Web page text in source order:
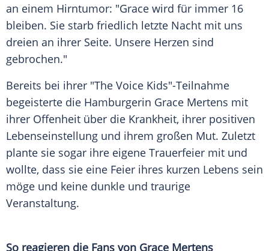
an einem Hirntumor: "Grace wird für immer 16
bleiben. Sie starb friedlich letzte Nacht mit uns
dreien an ihrer Seite. Unsere Herzen sind
gebrochen."
Bereits bei ihrer "The Voice Kids"-Teilnahme
begeisterte die Hamburgerin Grace Mertens mit
ihrer Offenheit über die Krankheit, ihrer positiven
Lebenseinstellung und ihrem großen Mut. Zuletzt
plante sie sogar ihre eigene Trauerfeier mit und
wollte, dass sie eine Feier ihres kurzen Lebens sein
möge und keine dunkle und traurige
Veranstaltung.
So reagieren die Fans von Grace Mertens